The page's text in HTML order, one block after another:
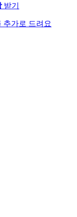
받기
추가로 드려요